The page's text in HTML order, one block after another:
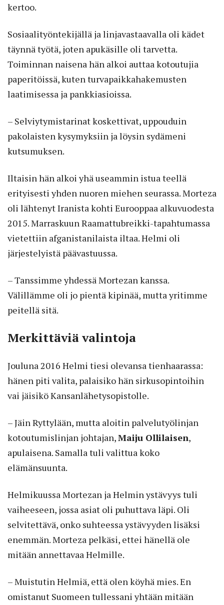
kertoo.
Sosiaalityöntekijällä ja linjavastaavalla oli kädet
täynnä työtä, joten apukäsille oli tarvetta.
Toiminnan naisena hän alkoi auttaa kotoutujia
paperitöissä, kuten turvapaikkahakemusten
laatimisessa ja pankkiasioissa.
– Selviytymistarinat koskettivat, uppouduin
pakolaisten kysymyksiin ja löysin sydämeni
kutsumuksen.
Iltaisin hän alkoi yhä useammin istua teellä
erityisesti yhden nuoren miehen seurassa. Morteza
oli lähtenyt Iranista kohti Eurooppaa alkuvuodesta
2015. Marraskuun Raamattubreikki-tapahtumassa
vietettiin afganistanilaista iltaa. Helmi oli
järjestelyistä päävastuussa.
– Tanssimme yhdessä Mortezan kanssa.
Välillämme oli jo pientä kipinää, mutta yritimme
peitellä sitä.
Merkittäviä valintoja
Jouluna 2016 Helmi tiesi olevansa tienhaarassa:
hänen piti valita, palaisiko hän sirkusopintoihin
vai jäisikö Kansanlähetysopistolle.
– Jäin Ryttylään, mutta aloitin palvelutyölinjan
kotoutumislinjan johtajan,Maiju Ollilaisen,
apulaisena. Samalla tuli valittua koko
elämänsuunta.
Helmikuussa Mortezan ja Helmin ystävyys tuli
vaiheeseen, jossa asiat oli puhuttava läpi. Oli
selvitettävä, onko suhteessa ystävyyden lisäksi
enemmän. Morteza pelkäsi, ettei hänellä ole
mitään annettavaa Helmille.
– Muistutin Helmiä, että olen köyhä mies. En
omistanut Suomeen tullessani yhtään mitään